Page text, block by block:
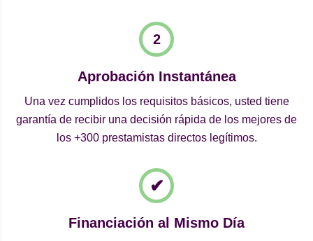
Aprobación Instantánea
Una vez cumplidos los requisitos básicos, usted tiene
garantía de recibir una decisión rápida de los mejores de
los +300 prestamistas directos legítimos.
Financiación al Mismo Día